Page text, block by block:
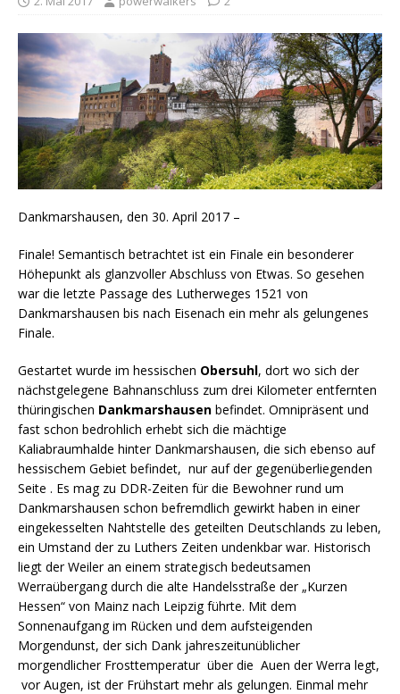
Dankmarshausen, den 30. April 2017 –
Finale! Semantisch betrachtet ist ein Finale ein besonderer
Höhepunkt als glanzvoller Abschluss von Etwas. So gesehen
war die letzte Passage des Lutherweges 1521 von
Dankmarshausen bis nach Eisenach ein mehr als gelungenes
Finale.
Gestartet wurde im hessischen Obersuhl, dort wo sich der
nächstgelegene Bahnanschluss zum drei Kilometer entfernten
thüringischen Dankmarshausen befindet. Omnipräsent und
fast schon bedrohlich erhebt sich die mächtige
Kaliabraumhalde hinter Dankmarshausen, die sich ebenso auf
hessischem Gebiet befindet, nur auf der gegenüberliegenden
Seite . Es mag zu DDR-Zeiten für die Bewohner rund um
Dankmarshausen schon befremdlich gewirkt haben in einer
eingekesselten Nahtstelle des geteilten Deutschlands zu leben,
ein Umstand der zu Luthers Zeiten undenkbar war. Historisch
liegt der Weiler an einem strategisch bedeutsamen
Werraübergang durch die alte Handelsstraße der „Kurzen
Hessen“ von Mainz nach Leipzig führte. Mit dem
Sonnenaufgang im Rücken und dem aufsteigenden
Morgendunst, der sich Dank jahreszeitunüblicher
morgendlicher Frosttemperatur über die Auen der Werra legt,
vor Augen, ist der Frühstart mehr als gelungen. Einmal mehr